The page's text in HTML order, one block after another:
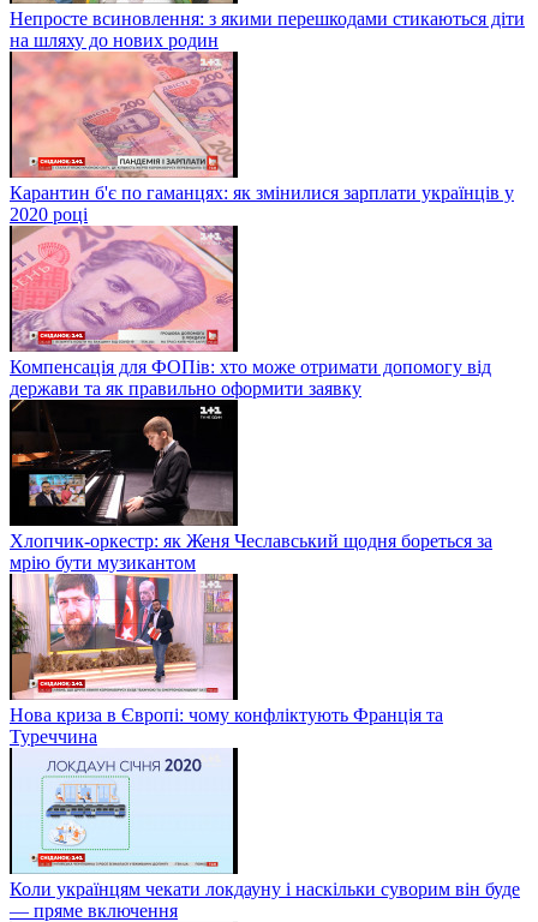
Непросте всиновлення: з якими перешкодами стикаються діти
на шляху до нових родин
Карантин б'є по гаманцях: як змінилися зарплати українців у
2020 році
Компенсація для ФОПів: хто може отримати допомогу від
держави та як правильно оформити заявку
Хлопчик-оркестр: як Женя Чеславський щодня бореться за
мрію бути музикантом
Нова криза в Європі: чому конфліктують Франція та
Туреччина
Коли українцям чекати локдауну і наскільки суворим він буде
— пряме включення